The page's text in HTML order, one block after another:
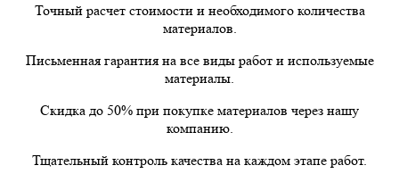
Точный расчет стоимости и необходимого количества
материалов.
Письменная гарантия на все виды работ и используемые
материалы.
Скидка до 50% при покупке материалов через нашу
компанию.
Тщательный контроль качества на каждом этапе работ.